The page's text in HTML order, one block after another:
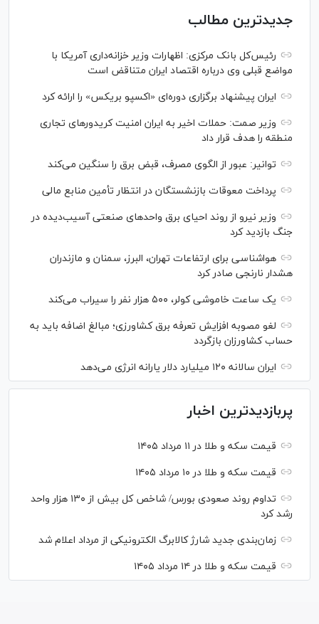
جدیدترین مطالب
رئیس‌کل بانک مرکزی: اظهارات وزیر خزانه‌داری آمریکا با
مواضع قبلی وی درباره اقتصاد ایران متناقض است
ایران پیشنهاد برگزاری دوره‌ای «اکسپو بریکس» را ارائه کرد
وزیر صمت: حملات اخیر به ایران امنیت کریدورهای تجاری
منطقه را هدف قرار داد
توانیر: عبور از الگوی مصرف، قبض برق را سنگین می‌کند
پرداخت معوقات بازنشستگان در انتظار تأمین منابع مالی
وزیر نیرو از روند احیای برق واحدهای صنعتی آسیب‌دیده در
جنگ بازدید کرد
هواشناسی برای ارتفاعات تهران، البرز، سمنان و مازندران
هشدار نارنجی صادر کرد
یک ساعت خاموشی کولر، ۵۰۰ هزار نفر را سیراب می‌کند
لغو مصوبه افزایش تعرفه برق کشاورزی؛ مبالغ اضافه باید به
حساب کشاورزان بازگردد
ایران سالانه ۱۲۰ میلیارد دلار یارانه انرژی می‌دهد
پربازدیدترین اخبار
قیمت سکه و طلا در ۱۱ مرداد ۱۴۰۵
قیمت سکه و طلا در ۱۰ مرداد ۱۴۰۵
تداوم روند صعودی بورس/ شاخص کل بیش از ۱۳۰ هزار واحد
رشد کرد
زمان‌بندی جدید شارژ کالابرگ الکترونیکی از مرداد اعلام شد
قیمت سکه و طلا در ۱۴ مرداد ۱۴۰۵